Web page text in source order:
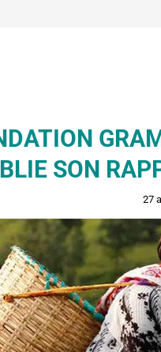
SON
27